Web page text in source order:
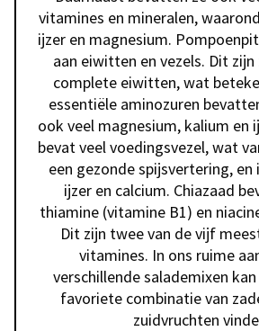
vitamines en mineralen,
ijzer en magnesium.
aan eiwitten en vezels. Dit
complete eiwitten, wat
essentiële aminozuren
ook veel magnesium, kalium en
bevat veel voedingsvezel, wat
een gezonde spijsvertering, en
ijzer en calcium. Chiazaad
thiamine (vitamine B1) en
Dit zijn twee van de vijf
vitamines. In ons ruime
verschillende salademixen
favoriete combinatie van
zuidvruchten